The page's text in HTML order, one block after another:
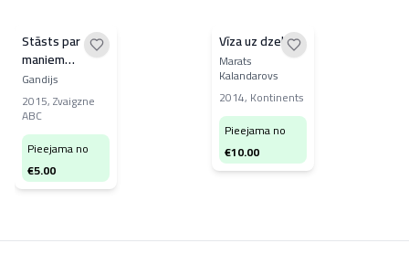
Stāsts par
maniem
eksperimentiem
ar patiesību
Gandijs
2015,Zvaigzne
ABC
Pieejama no
€5.00
Vīza uz dzelmi
Marats
Kalandarovs
2014, Kontinents
Pieejama no
€10.00